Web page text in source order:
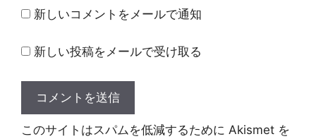
ト 新しいコメントをメールで通知
新しい投稿をメールで受け取る
このサイトはスパムを低減するために Akismet を